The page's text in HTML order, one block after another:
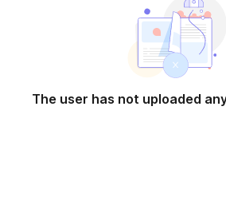
The user has not uploaded